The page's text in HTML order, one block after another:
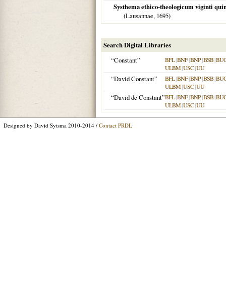
Systhema ethico-theologicum viginti
(Lausannae, 1695)
Search Digital Libraries
“Constant”
BFL|BNF|BNP|BSB|
ULBM|USC|UU
“David Constant” BFL|BNF|BNP|BSB|
ULBM|USC|UU
“David de Constant”BFL|BNF|BNP|BSB|
ULBM|USC|UU
Designed by David Sytsma 2010-2014 / Contact PRDL